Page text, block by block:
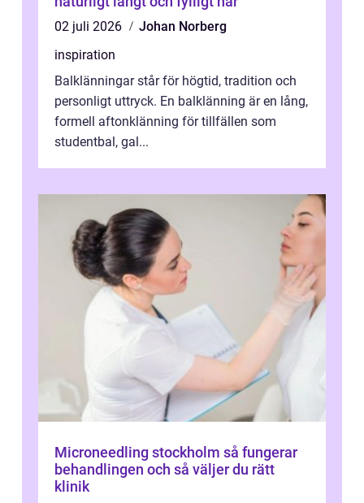
02 juli 2026
Johan Norberg
inspiration
Balklänningar står för högtid, tradition och
personligt uttryck. En balklänning är en lång,
formell aftonklänning för tillfällen som
studentbal, gal...
Microneedling stockholm så fungerar
behandlingen och så väljer du rätt
klinik